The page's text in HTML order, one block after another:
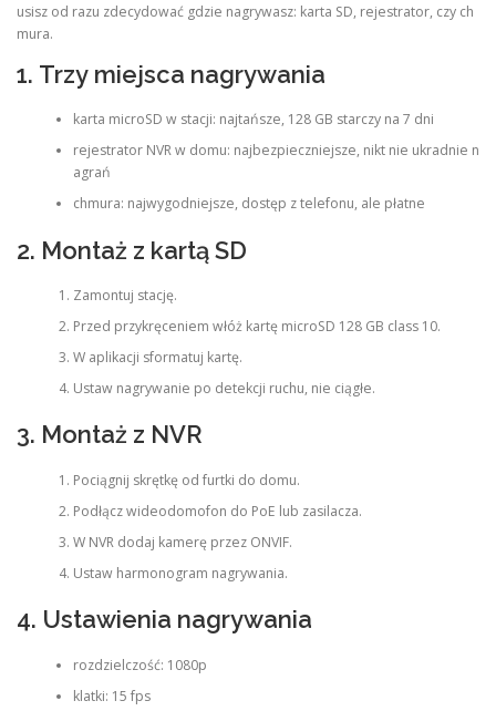
usisz od razu zdecydować gdzie nagrywasz: karta SD, rejestrator, czy ch
mura.
1. Trzy miejsca nagrywania
karta microSD w stacji: najtańsze, 128 GB starczy na 7 dni
rejestrator NVR w domu: najbezpieczniejsze, nikt nie ukradnie n
agrań
chmura: najwygodniejsze, dostęp z telefonu, ale płatne
2. Montaż z kartą SD
Zamontuj stację.
Przed przykręceniem włóż kartę microSD 128 GB class 10.
W aplikacji sformatuj kartę.
Ustaw nagrywanie po detekcji ruchu, nie ciągłe.
3. Montaż z NVR
Pociągnij skrętkę od furtki do domu.
Podłącz wideodomofon do PoE lub zasilacza.
W NVR dodaj kamerę przez ONVIF.
Ustaw harmonogram nagrywania.
4. Ustawienia nagrywania
rozdzielczość: 1080p
klatki: 15 fps